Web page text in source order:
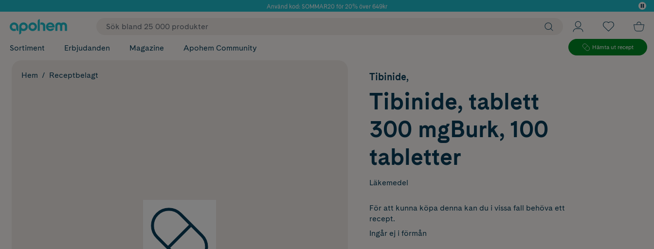
Använd kod: SOMMAR20 för 20% över 649kr
✓ Fri frakt
Sortiment Erbjudanden Magazine Apohem Community Hämta ut recept
Hem Receptbelagt Tibinide,
Tibinide, tablett
300 mgBurk, 100
tabletter
Läkemedel
För att kunna köpa denna kan du i vissa fall behöva ett
recept.
Ingår ej i förmån